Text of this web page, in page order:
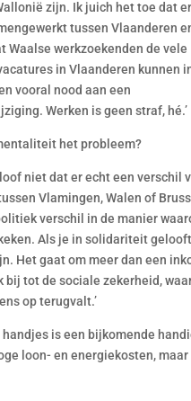
zijn. Ik juich het toe dat
tussen Vlaanderen
Waalse werkzoekenden de vele
in Vlaanderen kunnen
vooral nood aan een
Werken is geen straf, hé.’
het probleem?
niet dat er echt een verschil
Vlamingen, Walen of
verschil in de manier
Als je in solidariteit
Het gaat om meer dan een
bij tot de sociale zekerheid,
op terugvalt.’
is een bijkomende
loon- en energiekosten, maar